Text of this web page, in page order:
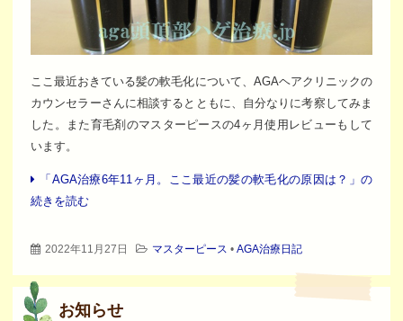
ここ最近おきている髪の軟毛化について、AGAヘアクリニックの
カウンセラーさんに相談するとともに、自分なりに考察してみま
した。また育毛剤のマスターピースの4ヶ月使用レビューもして
います。
「AGA治療6年11ヶ月。ここ最近の髪の軟毛化の原因は？」の
続きを読む
2022年11月27日 マスターピース • AGA治療日記
お知らせ